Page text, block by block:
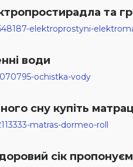
та
elektroprostyni-
води
ochistka-vody
сну купіть матрац
matras-dormeo-roll
сік